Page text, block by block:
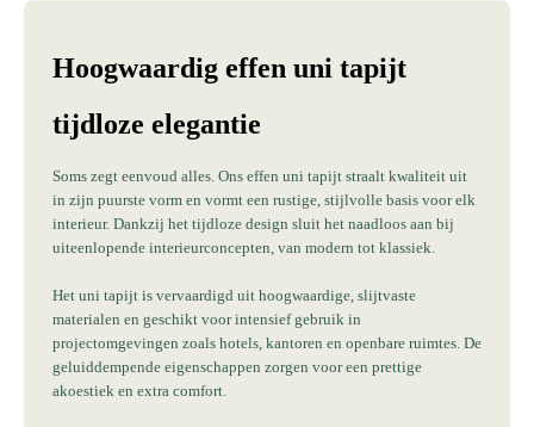
Hoogwaardig effen uni tapijt
tijdloze elegantie
Soms zegt eenvoud alles. Ons effen uni tapijt straalt kwaliteit uit
in zijn puurste vorm en vormt een rustige, stijlvolle basis voor elk
interieur. Dankzij het tijdloze design sluit het naadloos aan bij
uiteenlopende interieurconcepten, van modern tot klassiek.
Het uni tapijt is vervaardigd uit hoogwaardige, slijtvaste
materialen en geschikt voor intensief gebruik in
projectomgevingen zoals hotels, kantoren en openbare ruimtes. De
geluiddempende eigenschappen zorgen voor een prettige
akoestiek en extra comfort.